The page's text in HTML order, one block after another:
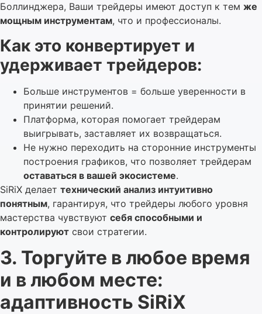
Боллинджера, Ваши трейдеры имеют доступ к тем же
мощным инструментам, что и профессионалы.
Как это конвертирует и
удерживает трейдеров:
Больше инструментов = больше уверенности в
принятии решений.
Платформа, которая помогает трейдерам
выигрывать, заставляет их возвращаться.
Не нужно переходить на сторонние инструменты
построения графиков, что позволяет трейдерам
оставаться в вашей экосистеме.
SiRiX делает технический анализ интуитивно
понятным, гарантируя, что трейдеры любого уровня
мастерства чувствуют себя способными и
контролируют свои стратегии.
3. Торгуйте в любое время
и в любом месте:
адаптивность SiRiX